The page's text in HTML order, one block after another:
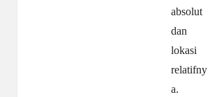
absolut
dan
lokasi
relatifny
a.